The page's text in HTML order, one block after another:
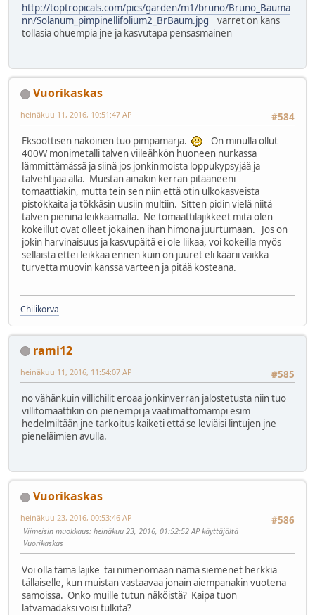
http://toptropicals.com/pics/garden/m1/bruno/Bruno_Bauma
nn/Solanum_pimpinellifolium2_BrBaum.jpg varret on kans
tollasia ohuempia jne ja kasvutapa pensasmainen
Vuorikaskas
#584
heinäkuu 11, 2016, 10:51:47 AP
Eksoottisen näköinen tuo pimpamarja.
On minulla ollut
400W monimetalli talven viileähkön huoneen nurkassa
lämmittämässä ja siinä jos jonkinmoista loppukypsyjää ja
talvehtijaa alla. Muistan ainakin kerran pitääneeni
tomaattiakin, mutta tein sen niin että otin ulkokasveista
pistokkaita ja tökkäsin uusiin multiin. Sitten pidin vielä niitä
talven pieninä leikkaamalla. Ne tomaattilajikkeet mitä olen
kokeillut ovat olleet jokainen ihan himona juurtumaan. Jos on
jokin harvinaisuus ja kasvupäitä ei ole liikaa, voi kokeilla myös
sellaista ettei leikkaa ennen kuin on juuret eli käärii vaikka
turvetta muovin kanssa varteen ja pitää kosteana.
Chilikorva
rami12
#585
heinäkuu 11, 2016, 11:54:07 AP
no vähänkuin villichilit eroaa jonkinverran jalostetusta niin tuo
villitomaattikin on pienempi ja vaatimattomampi esim
hedelmiltään jne tarkoitus kaiketi että se leviäisi lintujen jne
pieneläimien avulla.
Vuorikaskas
#586
heinäkuu 23, 2016, 00:53:46 AP
Viimeisin muokkaus: heinäkuu 23, 2016, 01:52:52 AP käyttäjältä
Vuorikaskas
Voi olla tämä lajike tai nimenomaan nämä siemenet herkkiä
tällaiselle, kun muistan vastaavaa jonain aiempanakin vuotena
samoissa. Onko muille tutun näköistä? Kaipa tuon
latvamädäksi voisi tulkita?